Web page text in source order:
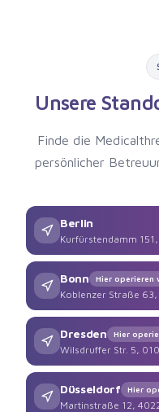
Unsere
Finde die
persönlicher
Berlin
Kurfürstendamm
Bonn Hier operieren
Koblenzer Straße 63,
Dresden Hier
Wilsdruffer Str. 5,
Düsseldorf Hier
Martinstraße 12,